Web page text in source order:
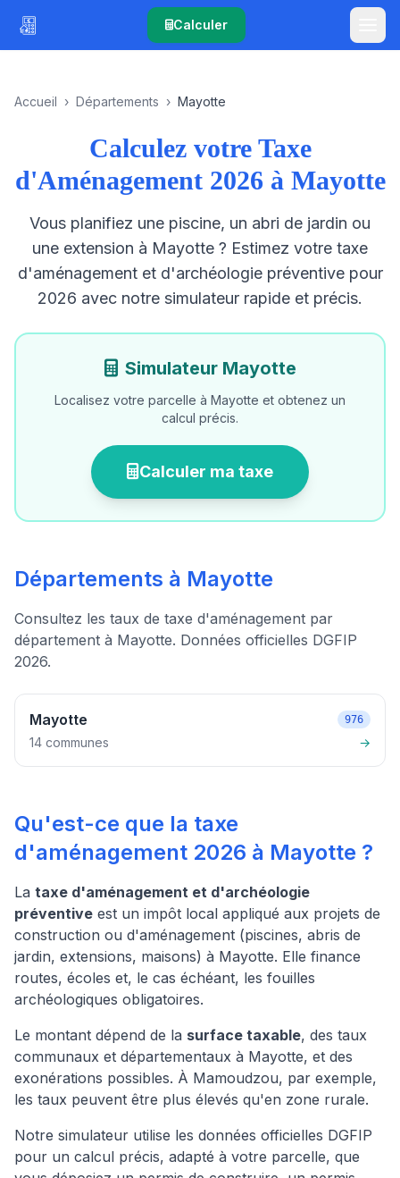
Calculer
Accueil › Départements › Mayotte
Calculez votre Taxe
d'Aménagement 2026 à Mayotte
Vous planifiez une piscine, un abri de jardin ou
une extension à Mayotte ? Estimez votre taxe
d'aménagement et d'archéologie préventive pour
2026 avec notre simulateur rapide et précis.
Simulateur Mayotte
Localisez votre parcelle à Mayotte et obtenez un
calcul précis.
Calculer ma taxe
Départements à Mayotte
Consultez les taux de taxe d'aménagement par
département à Mayotte. Données officielles DGFIP
2026.
Mayotte 976
14 communes →
Qu'est-ce que la taxe
d'aménagement 2026 à Mayotte ?
La taxe d'aménagement et d'archéologie
préventive est un impôt local appliqué aux projets de
construction ou d'aménagement (piscines, abris de
jardin, extensions, maisons) à Mayotte. Elle finance
routes, écoles et, le cas échéant, les fouilles
archéologiques obligatoires.
Le montant dépend de la surface taxable, des taux
communaux et départementaux à Mayotte, et des
exonérations possibles. À Mamoudzou, par exemple,
les taux peuvent être plus élevés qu'en zone rurale.
Notre simulateur utilise les données officielles DGFIP
pour un calcul précis, adapté à votre parcelle, que